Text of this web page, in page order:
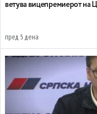
ветува вицепремиерот на
пред 5 дена